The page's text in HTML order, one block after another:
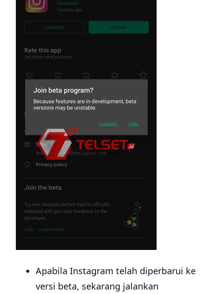
Apabila Instagram telah diperbarui ke
versi beta, sekarang jalankan